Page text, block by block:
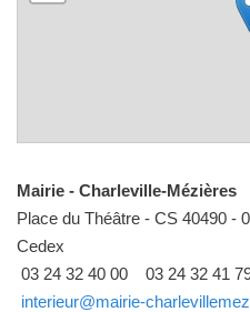
Mairie - Charleville-Mézières
Place du Théâtre - CS 40490 -
Cedex
03 24 32 40 00
03 24 32 41
interieur@mairie-